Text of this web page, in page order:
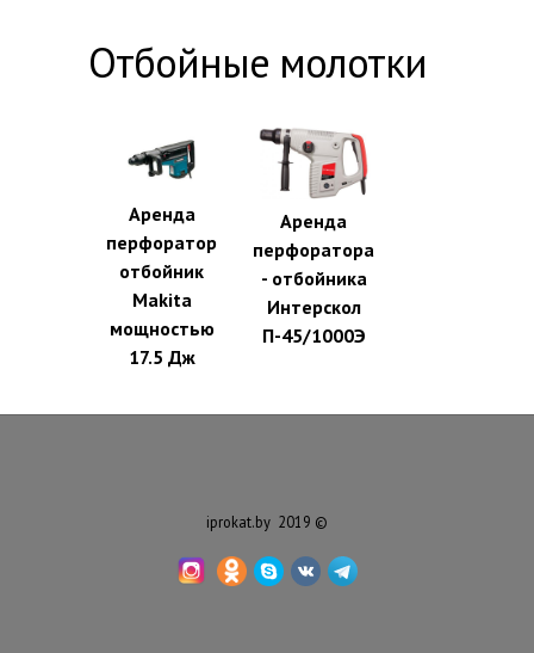
Отбойные молотки
Аренда
перфоратор
отбойник
Makita
мощностью
17.5 Дж
Аренда
перфоратора
- отбойника
Интерскол
П-45/1000Э
iprokat.by 2019 ©